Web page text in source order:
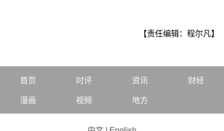
【责任编辑：程尔凡】
首页 时评 资讯 财经
漫画 视频 地方